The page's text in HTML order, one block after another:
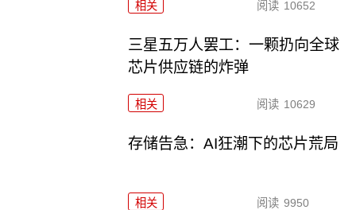
相关 阅读 10652
三星五万人罢工：一颗扔向全球
芯片供应链的炸弹
相关 阅读 10629
存储告急：AI狂潮下的芯片荒局
相关 阅读 9950